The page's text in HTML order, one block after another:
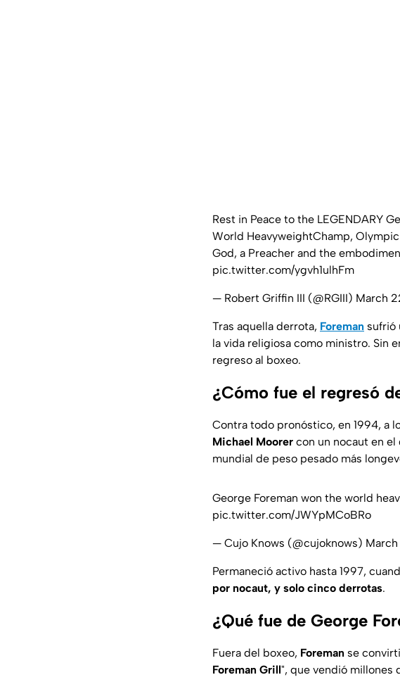
Rest in Peace to the LEGENDARY
World HeavyweightChamp,
God, a Preacher and the
pic.twitter.com/ygvh1ulhFm
— Robert Griffin III (@RGIII) March
Tras aquella derrota, Foreman sufrió
la vida religiosa como ministro. Sin
regreso al boxeo.
¿Cómo fue el regresó
Contra todo pronóstico, en 1994, a
Michael Moorer con un nocaut en
mundial de peso pesado más
George Foreman won the world
pic.twitter.com/JWYpMCoBRo
— Cujo Knows (@cujoknows)
Permaneció activo hasta 1997,
por nocaut, y solo cinco derrotas.
¿Qué fue de George
Fuera del boxeo, Foreman se
Foreman Grill", que vendió millones